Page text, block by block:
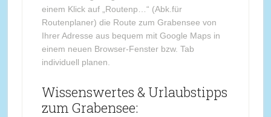
einem Klick auf „Routenp…“ (Abk.für
Routenplaner) die Route zum Grabensee von
Ihrer Adresse aus bequem mit Google Maps in
einem neuen Browser-Fenster bzw. Tab
individuell planen.
Wissenswertes & Urlaubstipps
zum Grabensee: